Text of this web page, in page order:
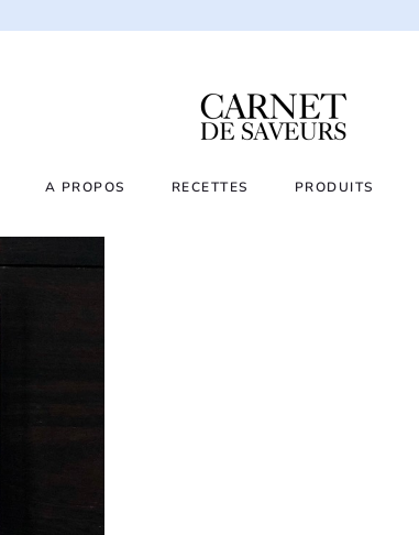
A PROPOS RECETTES PRODUITS